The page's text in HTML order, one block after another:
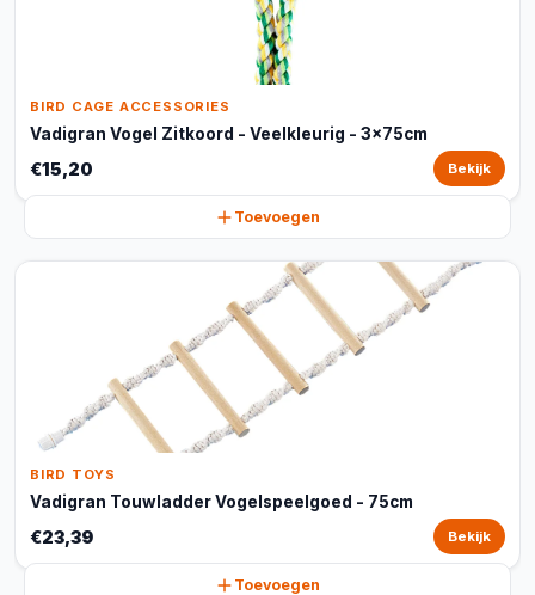
BIRD CAGE ACCESSORIES
Vadigran Vogel Zitkoord - Veelkleurig - 3x75cm
€15,20 Bekijk
Toevoegen
BIRD TOYS
Vadigran Touwladder Vogelspeelgoed - 75cm
€23,39 Bekijk
Toevoegen